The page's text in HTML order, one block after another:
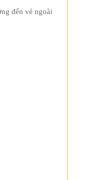
đến vẻ ngoài